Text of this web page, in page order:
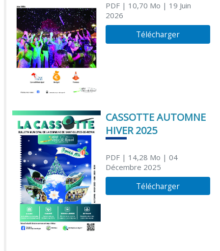
PDF| 10,70 Mo | 19 Juin
2026
Télécharger
CASSOTTE AUTOMNE
HIVER 2025
PDF| 14,28 Mo | 04
Décembre 2025
Télécharger